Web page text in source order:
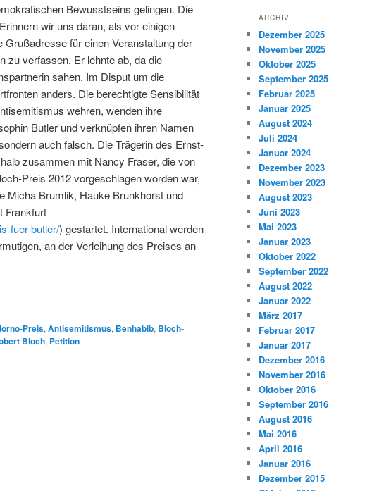
Bewusstseins gelingen. Die
wir uns daran, als vor einigen
für einen Veranstaltung der
zu verfassen. Er lehnte ab, da die
sahen. Im Disput um die
anders. Die berechtigte Sensibilität
wehren, wenden ihre
Butler und verknüpfen ihren Namen
auch falsch. Die Trägerin des Ernst-
zusammen mit Nancy Fraser, die von
Preis 2012 vorgeschlagen worden war,
Micha Brumlik, Hauke Brunkhorst und
Frankfurt
fuer-butler/) gestartet. International werden
an der Verleihung des Preises an
Preis, Antisemitismus, Benhabib, Bloch-
Bloch, Petition
ARCHIV
Dezember 2025
November 2025
Oktober 2025
September 2025
Februar 2025
Januar 2025
August 2024
Juli 2024
Januar 2024
Dezember 2023
November 2023
August 2023
Juni 2023
Mai 2023
Januar 2023
Oktober 2022
September 2022
August 2022
Januar 2022
März 2017
Februar 2017
Januar 2017
Dezember 2016
November 2016
Oktober 2016
September 2016
August 2016
Mai 2016
April 2016
Januar 2016
Dezember 2015